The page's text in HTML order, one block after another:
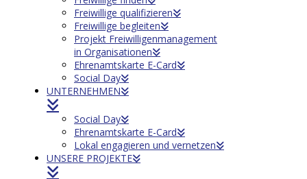
Freiwillige qualifizieren
Freiwillige begleiten
Projekt Freiwilligenmanagement
in Organisationen
Ehrenamtskarte E-Card
Social Day
UNTERNEHMEN
Social Day
Ehrenamtskarte E-Card
Lokal engagieren und vernetzen
UNSERE PROJEKTE